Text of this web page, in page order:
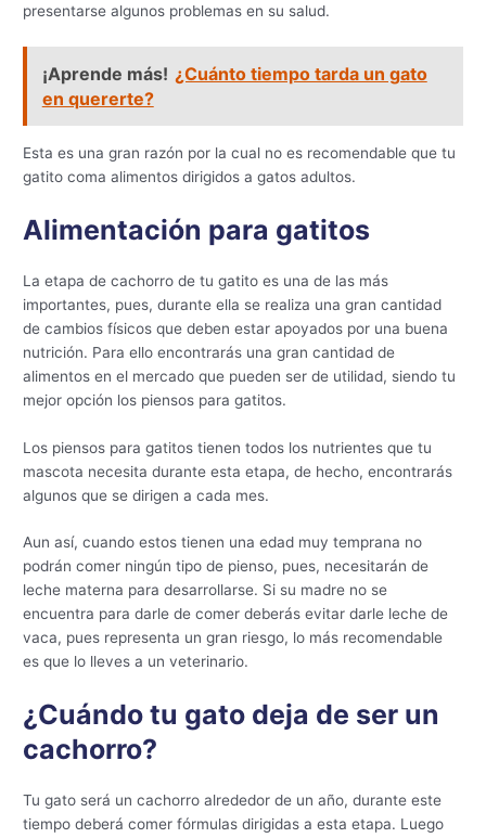
presentarse algunos problemas en su salud.
¡Aprende más! ¿Cuánto tiempo tarda un gato
en quererte?
Esta es una gran razón por la cual no es recomendable que tu
gatito coma alimentos dirigidos a gatos adultos.
Alimentación para gatitos
La etapa de cachorro de tu gatito es una de las más
importantes, pues, durante ella se realiza una gran cantidad
de cambios físicos que deben estar apoyados por una buena
nutrición. Para ello encontrarás una gran cantidad de
alimentos en el mercado que pueden ser de utilidad, siendo tu
mejor opción los piensos para gatitos.
Los piensos para gatitos tienen todos los nutrientes que tu
mascota necesita durante esta etapa, de hecho, encontrarás
algunos que se dirigen a cada mes.
Aun así, cuando estos tienen una edad muy temprana no
podrán comer ningún tipo de pienso, pues, necesitarán de
leche materna para desarrollarse. Si su madre no se
encuentra para darle de comer deberás evitar darle leche de
vaca, pues representa un gran riesgo, lo más recomendable
es que lo lleves a un veterinario.
¿Cuándo tu gato deja de ser un
cachorro?
Tu gato será un cachorro alrededor de un año, durante este
tiempo deberá comer fórmulas dirigidas a esta etapa. Luego